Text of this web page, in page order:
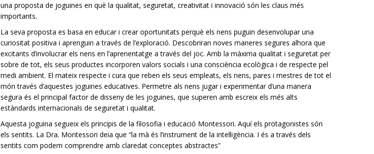
una proposta de joguines en què la qualitat, seguretat, creativitat i innovació són les claus més
importants.
La seva proposta es basa en educar i crear oportunitats perquè els nens puguin desenvolupar una
curiositat positiva i aprenguin a través de l’exploració. Descobriran noves maneres segures alhora que
excitants d’involucrar els nens en l’aprenentatge a través del joc. Amb la màxima qualitat i seguretat per
sobre de tot, els seus productes incorporen valors socials i una consciència ecològica i de respecte pel
medi ambient. El mateix respecte i cura que reben els seus empleats, els nens, pares i mestres de tot el
món través d’aquestes joguines educatives. Permetre als nens jugar i experimentar d’una manera
segura és el principal factor de disseny de les joguines, que superen amb escreix els més alts
estàndards internacionals de seguretat i qualitat.
Aquesta joguina segueix els principis de la filosofia i educació Montessori. Aquí els protagonistes són
els sentits. La Dra. Montessori deia que “la mà és l’instrument de la intel·ligència. I és a través dels
sentits com podem comprendre amb claredat conceptes abstractes”